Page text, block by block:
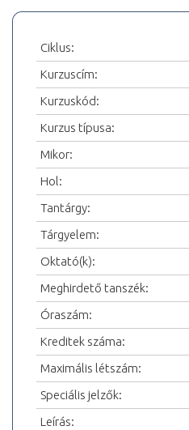
Ciklus:
Kurzuscím:
Kurzuskód:
Kurzus típusa:
Mikor:
Hol:
Tantárgy:
Tárgyelem:
Oktató(k):
Meghirdető tanszék:
Óraszám:
Kreditek száma:
Maximális létszám:
Speciális jelzők:
Leírás: